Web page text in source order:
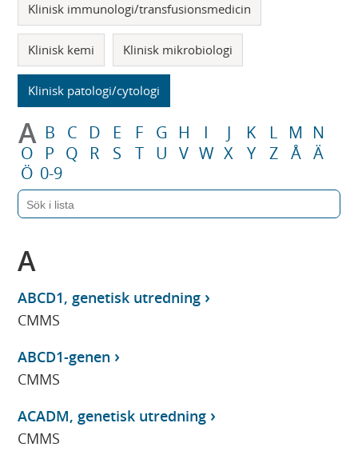
Klinisk immunologi/transfusionsmedicin
Klinisk kemi Klinisk mikrobiologi
Klinisk patologi/cytologi
A B C D E F G H I J K L M N
O
P Q R S T U V W X Y Z Å Ä
Ö 0-9
A
ABCD1, genetisk utredning
CMMS
ABCD1-genen
CMMS
ACADM, genetisk utredning
CMMS